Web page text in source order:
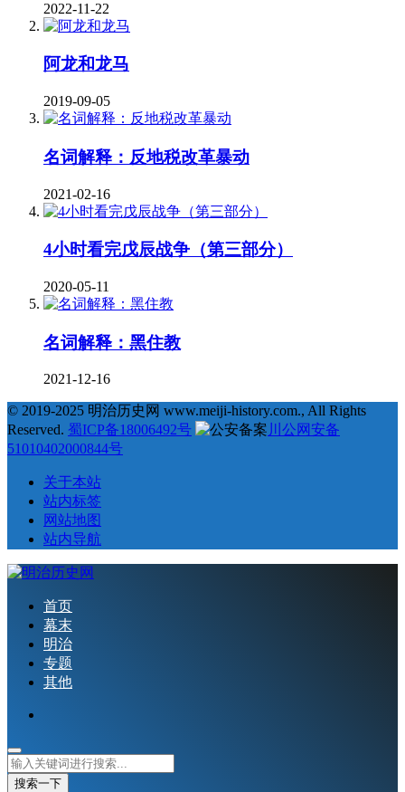
2022-11-22
阿龙和龙马
2019-09-05
名词解释：反地税改革暴动
2021-02-16
4小时看完戊辰战争（第三部分）
2020-05-11
名词解释：黑住教
2021-12-16
© 2019-2025 明治历史网 www.meiji-history.com., All Rights
Reserved. 蜀ICP备18006492号
川公网安备
51010402000844号
关于本站
站内标签
网站地图
站内导航
首页
幕末
明治
专题
其他
搜索一下